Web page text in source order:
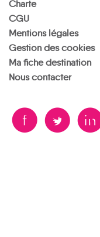
Charte
CGU
Mentions légales
Gestion des cookies
Ma fiche destination
Nous contacter
B A